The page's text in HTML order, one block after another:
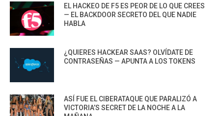
EL HACKEO DE F5 ES PEOR DE LO QUE CREES
— EL BACKDOOR SECRETO DEL QUE NADIE
HABLA
¿QUIERES HACKEAR SAAS? OLVÍDATE DE
CONTRASEÑAS — APUNTA A LOS TOKENS
ASÍ FUE EL CIBERATAQUE QUE PARALIZÓ A
VICTORIA’S SECRET DE LA NOCHE A LA